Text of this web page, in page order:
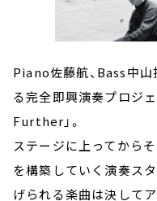
Piano佐藤航、Bass中
る完全即興演奏プロジ
Further」。
ステージに上ってから
を構築していく演奏ス
げられる楽曲は決して